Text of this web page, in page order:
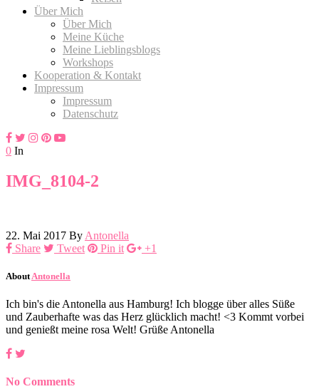
Über Mich
Über Mich
Meine Küche
Meine Lieblingsblogs
Workshops
Kooperation & Kontakt
Impressum
Impressum
Datenschutz
0 In
IMG_8104-2
22. Mai 2017 By Antonella
Share
Tweet Pin it +1
About Antonella
Ich bin's die Antonella aus Hamburg! Ich blogge über alles Süße
und Zauberhafte was das Herz glücklich macht! <3 Kommt vorbei
und genießt meine rosa Welt! Grüße Antonella
No Comments